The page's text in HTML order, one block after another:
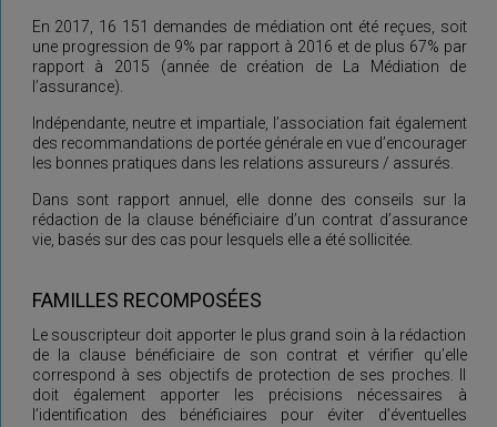
En 2017, 16 151 demandes de médiation ont été reçues, soit
une progression de 9% par rapport à 2016 et de plus 67% par
rapport à 2015 (année de création de La Médiation de
l’assurance).
Indépendante, neutre et impartiale, l’association fait également
des recommandations de portée générale en vue d’encourager
les bonnes pratiques dans les relations assureurs / assurés.
Dans sont rapport annuel, elle donne des conseils sur la
rédaction de la clause bénéficiaire d’un contrat d’assurance
vie, basés sur des cas pour lesquels elle a été sollicitée.
FAMILLES RECOMPOSÉES
Le souscripteur doit apporter le plus grand soin à la rédaction
de la clause bénéficiaire de son contrat et vérifier qu’elle
correspond à ses objectifs de protection de ses proches. Il
doit également apporter les précisions nécessaires à
l’identification des bénéficiaires pour éviter d’éventuelles